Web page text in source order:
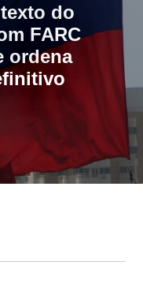
do
FARC
ordena